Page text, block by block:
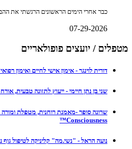
כבר אחרי הימים הראשונים הרגשתי את
07-29-2026
מטפלים / יועצים פופולאריים
דורית לוינגר - אימון אישי לחיים ואימון
שני בן נתן חיימי - ייעוץ לתזונה טבעית,
Consciousness™
נועה הראל - "נשי.מה" קליניקה לטיפול